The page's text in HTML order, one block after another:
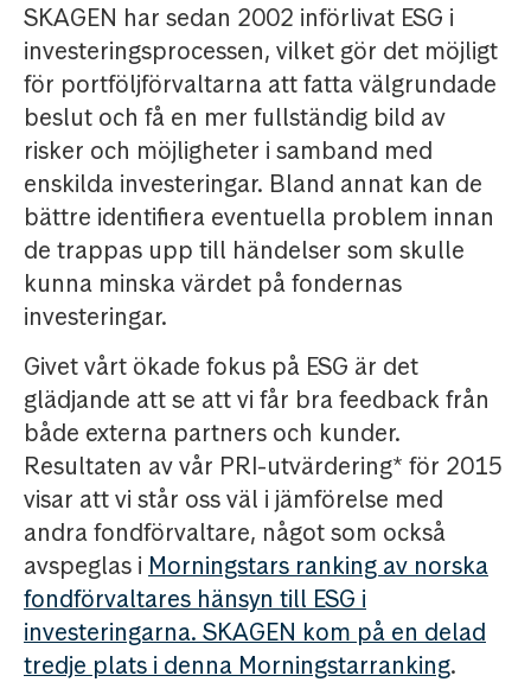
SKAGEN har sedan 2002 införlivat ESG i
investeringsprocessen, vilket gör det möjligt
för portföljförvaltarna att fatta välgrundade
beslut och få en mer fullständig bild av
risker och möjligheter i samband med
enskilda investeringar. Bland annat kan de
bättre identifiera eventuella problem innan
de trappas upp till händelser som skulle
kunna minska värdet på fondernas
investeringar.
Givet vårt ökade fokus på ESG är det
glädjande att se att vi får bra feedback från
både externa partners och kunder.
Resultaten av vår PRI-utvärdering* för 2015
visar att vi står oss väl i jämförelse med
andra fondförvaltare, något som också
avspeglas i Morningstars ranking av norska
fondförvaltares hänsyn till ESG i
investeringarna. SKAGEN kom på en delad
tredje plats i denna Morningstarranking.